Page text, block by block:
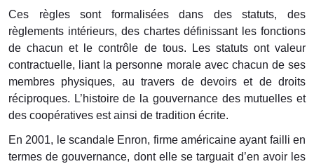
Ces règles sont formalisées dans des statuts, des
règlements intérieurs, des chartes définissant les fonctions
de chacun et le contrôle de tous. Les statuts ont valeur
contractuelle, liant la personne morale avec chacun de ses
membres physiques, au travers de devoirs et de droits
réciproques. L’histoire de la gouvernance des mutuelles et
des coopératives est ainsi de tradition écrite.
En 2001, le scandale Enron, firme américaine ayant failli en
termes de gouvernance, dont elle se targuait d’en avoir les